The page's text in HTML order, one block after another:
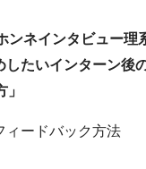
ンネインタビュー
したいインターン後
ィードバック方法